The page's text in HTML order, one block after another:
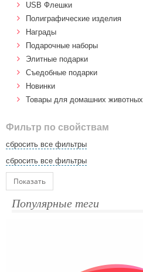
USB Флешки
Полиграфические изделия
Награды
Подарочные наборы
Элитные подарки
Cъедобные подарки
Новинки
Товары для домашних животных
Фильтр по свойствам
сбросить все фильтры
сбросить все фильтры
Показать
Популярные теги